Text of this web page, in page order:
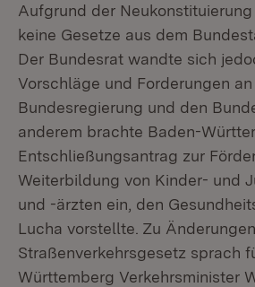
Aufgrund der
keine Gesetze aus dem
Der Bundesrat wandte sich
Vorschläge und Forderungen
Bundesregierung und den
anderem brachte Baden-
Entschließungsantrag zur
Weiterbildung von Kinder- und
und -ärzten ein, den
Lucha vorstellte. Zu
Straßenverkehrsgesetz sprach
Württemberg Verkehrsminister